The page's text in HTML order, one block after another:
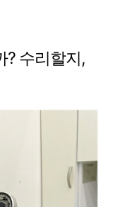
? 수리할지,